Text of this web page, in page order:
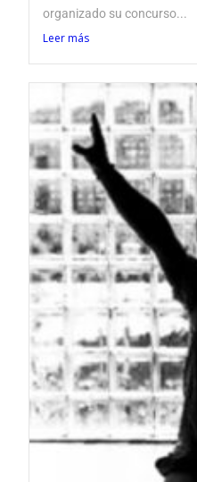
organizado su concurso...
Leer más